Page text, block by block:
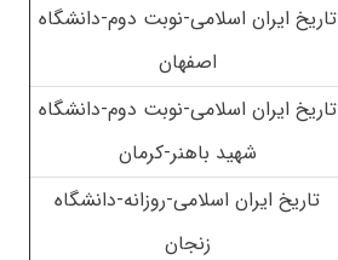
تاریخ ایران اسلامی-نوبت دوم-دانشگاه
اصفهان
تاریخ ایران اسلامی-نوبت دوم-دانشگاه
شهید باهنر-کرمان
تاریخ ایران اسلامی-روزانه-دانشگاه
زنجان